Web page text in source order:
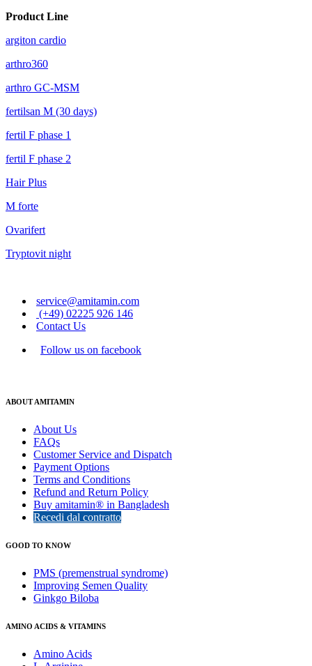
Product Line
argiton cardio
arthro360
arthro GC-MSM
fertilsan M (30 days)
fertil F phase 1
fertil F phase 2
Hair Plus
M forte
Ovarifert
Tryptovit night
service@amitamin.com
(+49) 02225 926 146
Contact Us
Follow us on facebook
ABOUT AMITAMIN
About Us
FAQs
Customer Service and Dispatch
Payment Options
Terms and Conditions
Refund and Return Policy
Buy amitamin® in Bangladesh
Recedi dal contratto
GOOD TO KNOW
PMS (premenstrual syndrome)
Improving Semen Quality
Ginkgo Biloba
AMINO ACIDS & VITAMINS
Amino Acids